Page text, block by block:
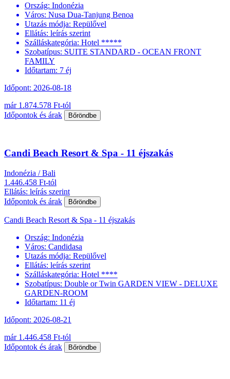
Ország: Indonézia
Város: Nusa Dua-Tanjung Benoa
Utazás módja: Repülővel
Ellátás: leírás szerint
Szálláskategória: Hotel *****
Szobatípus: SUITE STANDARD - OCEAN FRONT
FAMILY
Időtartam: 7 éj
Időpont: 2026-08-18
már 1.874.578 Ft-tól
Időpontok és árak
Bőröndbe
Candi Beach Resort & Spa - 11 éjszakás
Indonézia / Bali
1.446.458 Ft-tól
Ellátás: leírás szerint
Időpontok és árak
Bőröndbe
Candi Beach Resort & Spa - 11 éjszakás
Ország: Indonézia
Város: Candidasa
Utazás módja: Repülővel
Ellátás: leírás szerint
Szálláskategória: Hotel ****
Szobatípus: Double or Twin GARDEN VIEW - DELUXE
GARDEN-ROOM
Időtartam: 11 éj
Időpont: 2026-08-21
már 1.446.458 Ft-tól
Időpontok és árak
Bőröndbe